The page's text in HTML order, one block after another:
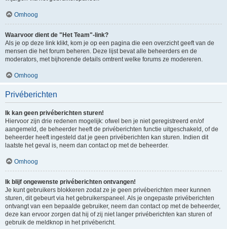
Omhoog
Waarvoor dient de "Het Team"-link?
Als je op deze link klikt, kom je op een pagina die een overzicht geeft van de
mensen die het forum beheren. Deze lijst bevat alle beheerders en de
moderators, met bijhorende details omtrent welke forums ze modereren.
Omhoog
Privéberichten
Ik kan geen privéberichten sturen!
Hiervoor zijn drie redenen mogelijk: ofwel ben je niet geregistreerd en/of
aangemeld, de beheerder heeft de privéberichten functie uitgeschakeld, of de
beheerder heeft ingesteld dat je geen privéberichten kan sturen. Indien dit
laatste het geval is, neem dan contact op met de beheerder.
Omhoog
Ik blijf ongewenste privéberichten ontvangen!
Je kunt gebruikers blokkeren zodat ze je geen privéberichten meer kunnen
sturen, dit gebeurt via het gebruikerspaneel. Als je ongepaste privéberichten
ontvangt van een bepaalde gebruiker, neem dan contact op met de beheerder,
deze kan ervoor zorgen dat hij of zij niet langer privéberichten kan sturen of
gebruik de meldknop in het privébericht.